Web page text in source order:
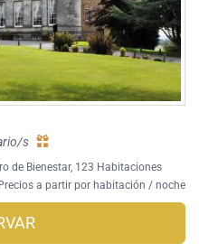
s
de Bienestar, 123 Habitaciones
a partir por habitación / noche